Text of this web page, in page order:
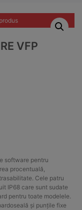
VFP
software pentru
procentuală,
Cele patru
IP68 care sunt sudate
pentru toate modelele.
și punțile fixe